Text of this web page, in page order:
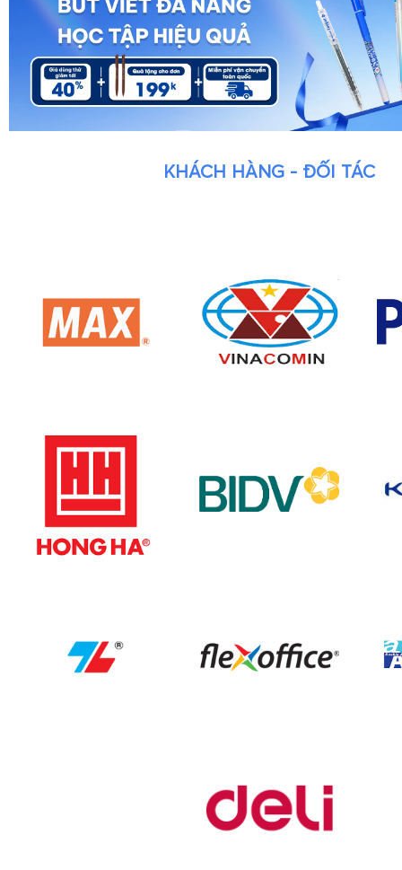
KHÁCH HÀNG - ĐỐI TÁC